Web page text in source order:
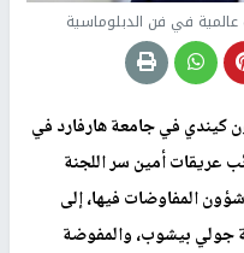
كيندي في جامعة هارفارد في
عريقات أمين سر اللجنة
المفاوضات فيها، إلى
جولي بيشوب، والمفوضة